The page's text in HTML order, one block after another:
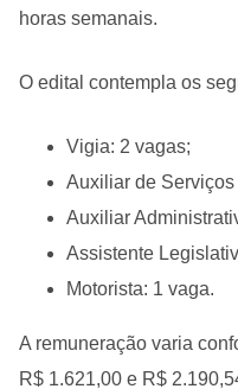
horas semanais.
O edital contempla os
Vigia: 2 vagas;
Auxiliar de
Auxiliar
Assistente
Motorista: 1 vaga.
A remuneração varia
R$ 1.621,00 e R$